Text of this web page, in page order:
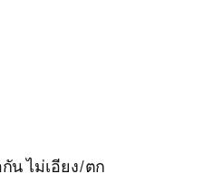
น ไม่เอียง/ตก